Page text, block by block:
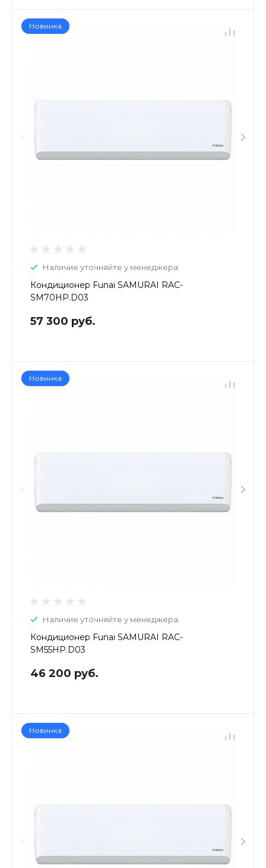
Новинка
Наличие уточняйте у менеджера
Кондиционер Funai SAMURAI RAC-
SM70HP.D03
57 300 руб.
Новинка
Наличие уточняйте у менеджера
Кондиционер Funai SAMURAI RAC-
SM55HP.D03
46 200 руб.
Новинка